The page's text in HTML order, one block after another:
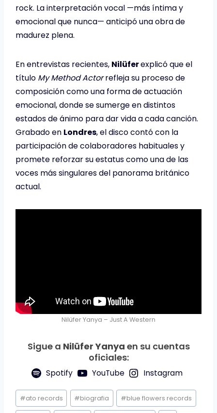
rock. La interpretación vocal —más íntima y
emocional que nunca— anticipó una obra de
madurez plena.
En entrevistas recientes, Nilüferexplicó que el
título My Method Actorrefleja su proceso de
composición como una forma de actuación
emocional, donde se sumerge en distintos
estados de ánimo para dar vida a cada canción.
Grabado en Londres, el disco contó con la
participación de colaboradores habituales y
promete reforzar su estatus como una de las
voces más singulares del panorama británico
actual.
Nilüfer Yanya – Just A Western
Sigue a Nilüfer Yanya en su cuentas
oficiales:
Spotify YouTube Instagram
Etiquetas
de
#ato records #biografia #blue flowers records